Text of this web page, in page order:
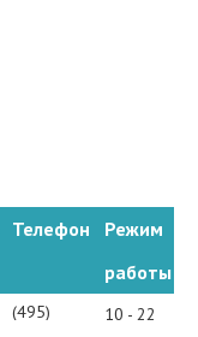
Телефон
Режим
работы
(495)
10 - 22